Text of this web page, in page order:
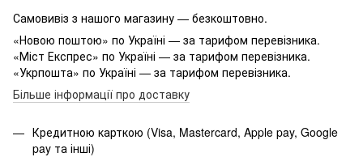
Самовивіз з нашого магазину — безкоштовно.
«Новою поштою» по Україні — за тарифом перевізника.
«Міст Експрес» по Україні — за тарифом перевізника.
«Укрпошта» по Україні — за тарифом перевізника.
Більше інформації про доставку
Кредитною карткою (Visa, Mastercard, Apple pay, Google
pay та інші)